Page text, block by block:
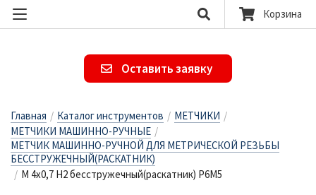
Корзина
Оставить заявку
Главная / Каталог инструментов / МЕТЧИКИ /
МЕТЧИКИ МАШИННО-РУЧНЫЕ /
МЕТЧИК МАШИННО-РУЧНОЙ ДЛЯ МЕТРИЧЕСКОЙ РЕЗЬБЫ
БЕССТРУЖЕЧНЫЙ(РАСКАТНИК)
/ М 4х0,7 H2 бесстружечный(раскатник) Р6М5